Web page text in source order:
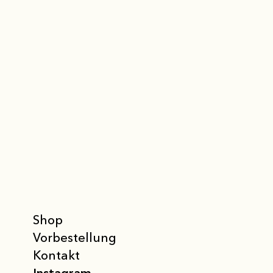
Shop
Vor­bestellung
Kontakt